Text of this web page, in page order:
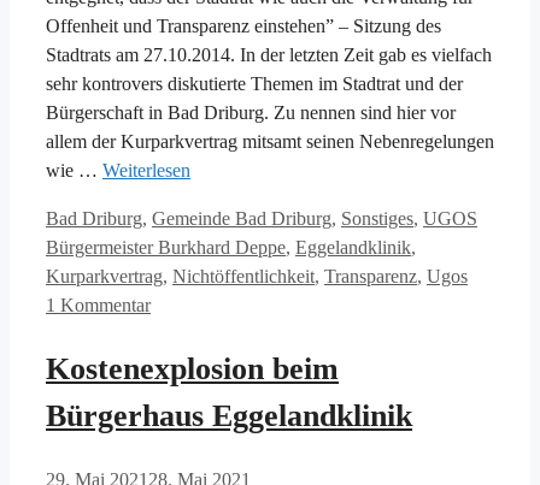
Offenheit und Transparenz einstehen” – Sitzung des
Stadtrats am 27.10.2014. In der letzten Zeit gab es vielfach
sehr kontrovers diskutierte Themen im Stadtrat und der
Bürgerschaft in Bad Driburg. Zu nennen sind hier vor
allem der Kurparkvertrag mitsamt seinen Nebenregelungen
wie … Weiterlesen
Kategorien
Bad Driburg, Gemeinde Bad Driburg, Sonstiges, UGOS
Bürgermeister Burkhard Deppe, Eggelandklinik,
Kurparkvertrag, Nichtöffentlichkeit, Transparenz, Ugos
1 Kommentar
Kostenexplosion beim
Bürgerhaus Eggelandklinik
29. Mai 2021 28. Mai 2021